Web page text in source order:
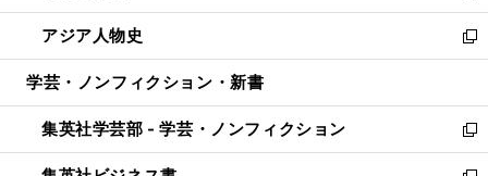
開
く
ウ
で
開
ン
ド
ウ
開
く
ウ
ィ
ン
ウ
で
開
し
い
ウ
ン
ド
ウ
アジア人物史
新
し
ウ
ィ
ン
学芸・ノンフィクション・新書
集英社学芸部 - 学芸・ノンフィクション
新
し